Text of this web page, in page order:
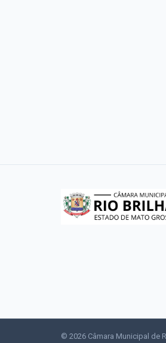
© 2026 Câmara Municipal de